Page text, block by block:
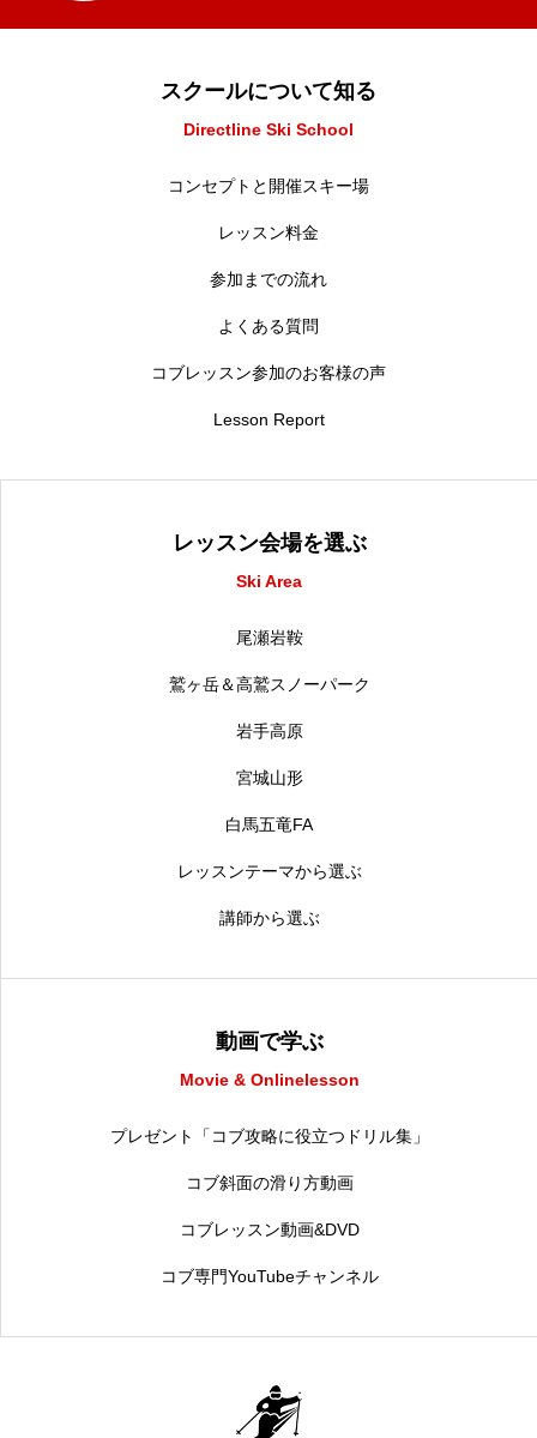
スクールについて知る
Directline Ski School
コンセプトと開催スキー場
レッスン料金
参加までの流れ
よくある質問
コブレッスン参加のお客様の声
Lesson Report
レッスン会場を選ぶ
Ski Area
尾瀬岩鞍
鷲ヶ岳＆高鷲スノーパーク
岩手高原
宮城山形
白馬五竜FA
レッスンテーマから選ぶ
講師から選ぶ
動画で学ぶ
Movie & Onlinelesson
プレゼント「コブ攻略に役立つドリル集」
コブ斜面の滑り方動画
コブレッスン動画&DVD
コブ専門YouTubeチャンネル